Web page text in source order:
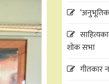
शोक सभा
गीतकार